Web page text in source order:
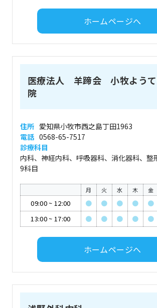
ホームページへ
医療法人 羊蹄会 小牧ようて
院
住所 愛知県小牧市西之島丁田1963
電話 0568-65-7517
診療科目
内科、神経内科、呼吸器科、消化器科、整
9科目
月 火 水 木 金
09:00~ 12:00 ● ● ● ● ●
13:00~ 17:00 ● ● ● ● ●
ホームページへ